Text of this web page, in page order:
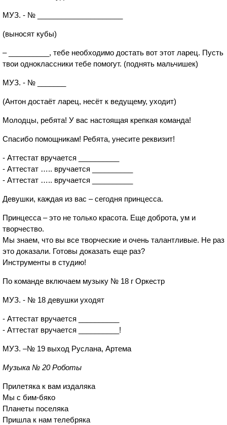
МУЗ. - № _____________________
(выносят кубы)
– __________, тебе необходимо достать вот этот ларец. Пусть
твои одноклассники тебе помогут. (поднять мальчишек)
МУЗ. - № _______
(Антон достаёт ларец, несёт к ведущему, уходит)
Молодцы, ребята! У вас настоящая крепкая команда!
Спасибо помощникам! Ребята, унесите реквизит!
- Аттестат вручается __________
- Аттестат ….. вручается __________
- Аттестат ….. вручается __________
Девушки, каждая из вас – сегодня принцесса.
Принцесса – это не только красота. Еще доброта, ум и
творчество.
Мы знаем, что вы все творческие и очень талантливые. Не раз
это доказали. Готовы доказать еще раз?
Инструменты в студию!
По команде включаем музыку № 18 г Оркестр
МУЗ. - № 18 девушки уходят
- Аттестат вручается __________
- Аттестат вручается __________!
МУЗ. –№ 19 выход Руслана, Артема
Музыка № 20 Роботы
Прилетяка к вам издаляка
Мы с бим-бяко
Планеты поселяка
Пришла к нам телебряка